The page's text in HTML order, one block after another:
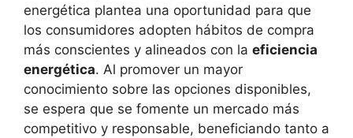
energética plantea una oportunidad para que
los consumidores adopten hábitos de compra
más conscientes y alineados con la eficiencia
energética. Al promover un mayor
conocimiento sobre las opciones disponibles,
se espera que se fomente un mercado más
competitivo y responsable, beneficiando tanto a